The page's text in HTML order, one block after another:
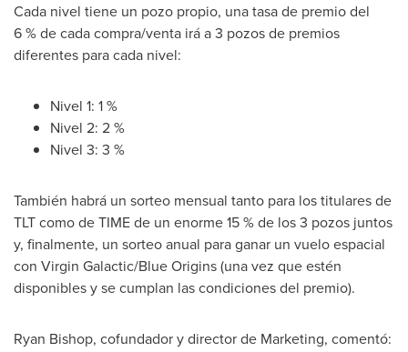
Cada nivel tiene un pozo propio, una tasa de premio del
6 % de cada compra/venta irá a 3 pozos de premios
diferentes para cada nivel:
Nivel 1: 1 %
Nivel 2: 2 %
Nivel 3: 3 %
También habrá un sorteo mensual tanto para los titulares de
TLT como de TIME de un enorme 15 % de los 3 pozos juntos
y, finalmente, un sorteo anual para ganar un vuelo espacial
con Virgin Galactic/Blue Origins (una vez que estén
disponibles y se cumplan las condiciones del premio).
Ryan Bishop, cofundador y director de Marketing, comentó: